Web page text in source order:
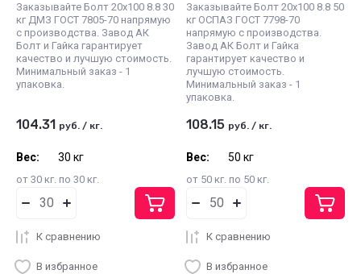
Заказывайте Болт 20х100 8.8 30
кг ДМЗ ГОСТ 7805-70 напрямую
с производства. Завод АК
Болт и Гайка гарантирует
качество и лучшую стоимость.
Минимальный заказ - 1
упаковка.
104.31 руб. / кг.
Вес: 30 кг
от 30 кг. по 30 кг.
К сравнению
В избранное
Заказывайте Болт 20х100 8.8 50
кг ОСПАЗ ГОСТ 7798-70
напрямую с производства.
Завод АК Болт и Гайка
гарантирует качество и
лучшую стоимость.
Минимальный заказ - 1
упаковка.
108.15 руб. / кг.
Вес: 50 кг
от 50 кг. по 50 кг.
К сравнению
В избранное